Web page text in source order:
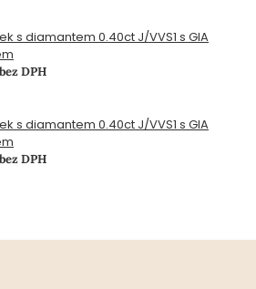
s diamantem 0.40ct J/VVS1 s GIA
DPH
s diamantem 0.40ct J/VVS1 s GIA
DPH